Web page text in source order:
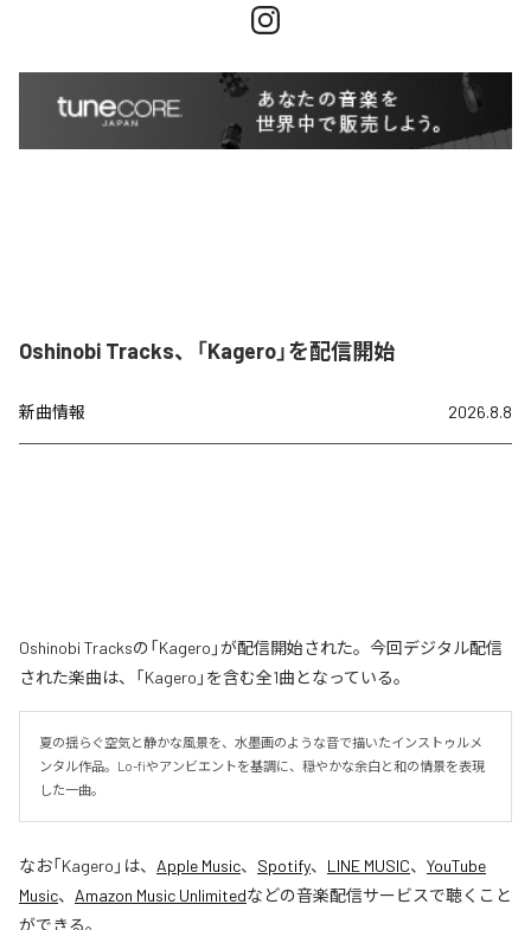
Oshinobi Tracks、「Kagero」を配信開始
新曲情報 2026.8.8
Oshinobi Tracksの「Kagero」が配信開始された。今回デジタル配信
された楽曲は、「Kagero」を含む全1曲となっている。
夏の揺らぐ空気と静かな風景を、水墨画のような音で描いたインストゥルメ
ンタル作品。Lo-fiやアンビエントを基調に、穏やかな余白と和の情景を表現
した一曲。
なお「Kagero 」は、 Apple Music、 Spotify、 LINE MUSIC、 YouTube
Music、 Amazon Music Unlimitedなどの音楽配信サービスで聴くこと
ができる。